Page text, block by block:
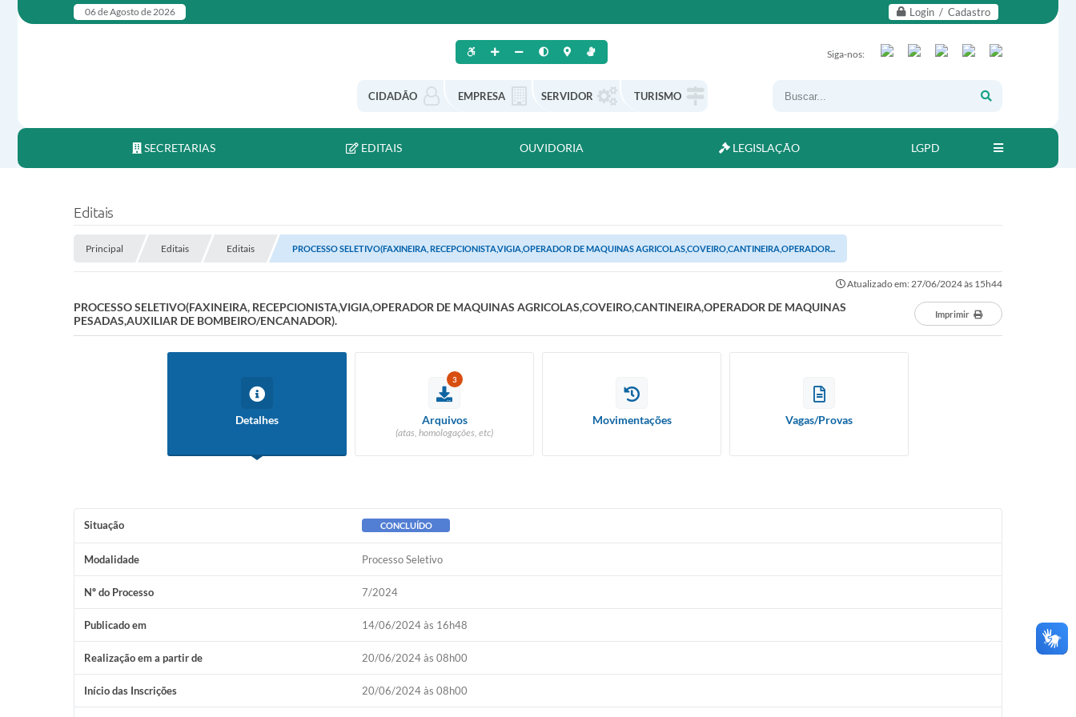
Login / Cadastro
06 de Agosto de 2026
CIDADÃO EMPRESA SERVIDOR TURISMO
Siga-nos:
SECRETARIAS EDITAIS OUVIDORIA LEGISLAÇÃO LGPD
Editais
Principal Editais Editais PROCESSO SELETIVO(FAXINEIRA, RECEPCIONISTA,VIGIA,OPERADOR DE MAQUINAS AGRICOLAS,COVEIRO,CANTINEIRA,OPERADOR...
Atualizado em: 27/06/2024 às 15h44
PROCESSO SELETIVO(FAXINEIRA, RECEPCIONISTA,VIGIA,OPERADOR DE MAQUINAS AGRICOLAS,COVEIRO,CANTINEIRA,OPERADOR DE MAQUINAS
PESADAS,AUXILIAR DE BOMBEIRO/ENCANADOR).
Imprimir
Detalhes
3
Arquivos
(atas, homologações, etc)
Movimentações Vagas/Provas
Situação CONCLUÍDO
Modalidade Processo Seletivo
Nº do Processo 7/2024
Publicado em 14/06/2024 às 16h48
Realização em a partir de 20/06/2024 às 08h00
Início das Inscrições 20/06/2024 às 08h00